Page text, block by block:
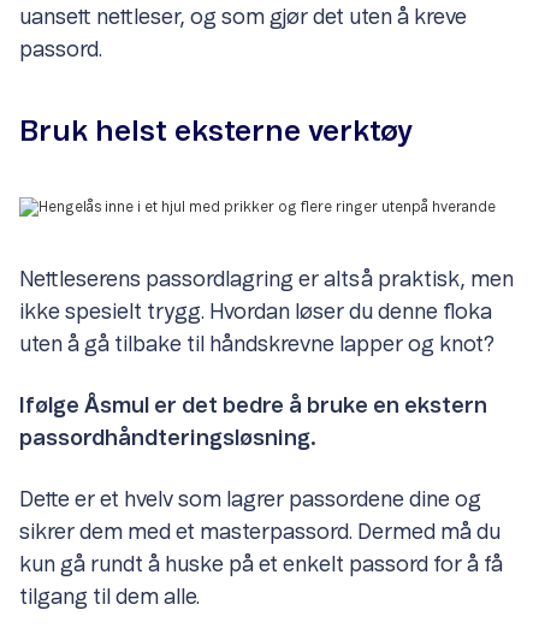
uansett nettleser, og som gjør det uten å kreve
passord.
Bruk helst eksterne verktøy
Nettleserens passordlagring er altså praktisk, men
ikke spesielt trygg. Hvordan løser du denne floka
uten å gå tilbake til håndskrevne lapper og knot?
Ifølge Åsmul er det bedre å bruke en ekstern
passordhåndteringsløsning.
Dette er et hvelv som lagrer passordene dine og
sikrer dem med et masterpassord. Dermed må du
kun gå rundt å huske på et enkelt passord for å få
tilgang til dem alle.